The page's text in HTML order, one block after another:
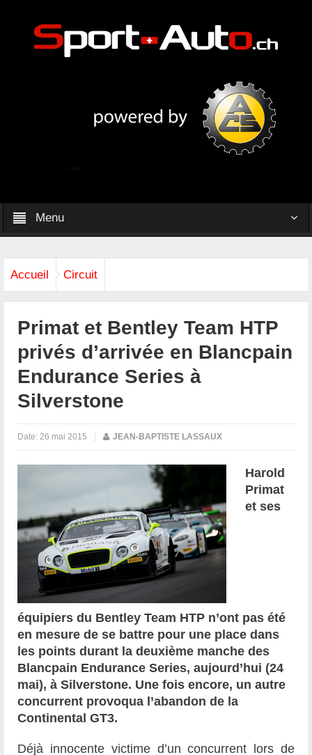
Menu
Accueil Circuit
Primat et Bentley Team HTP
privés d’arrivée en Blancpain
Endurance Series à
Silverstone
Date: 26 mai 2015 | JEAN-BAPTISTE LASSAUX
Harold
Primat
et ses
équipiers du Bentley Team HTP n’ont pas été
en mesure de se battre pour une place dans
les points durant la deuxième manche des
Blancpain Endurance Series, aujourd’hui (24
mai), à Silverstone. Une fois encore, un autre
concurrent provoqua l’abandon de la
Continental GT3.
Déjà innocente victime d’un concurrent lors de